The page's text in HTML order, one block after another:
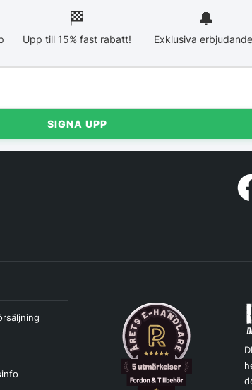
🏁︎
Upp till 15% fast rabatt!
🔔
Exklusiva
SIGNA UPP